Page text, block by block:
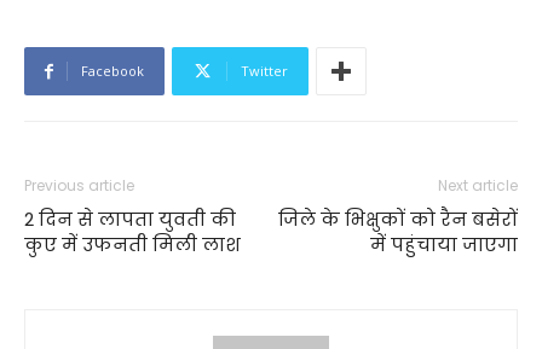
Facebook Twitter
Previous article
2 दिन से लापता युवती की
कुए में उफनती मिली लाश
Next article
जिले के भिक्षुकों को रैन बसेरों
में पहुंचाया जाएगा